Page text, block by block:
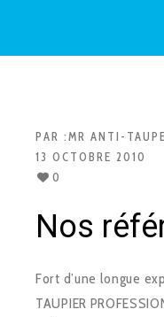
PAR :MR ANTI-TAUPE
13 OCTOBRE 2010
0
Nos
Fort d’une longue
TAUPIER